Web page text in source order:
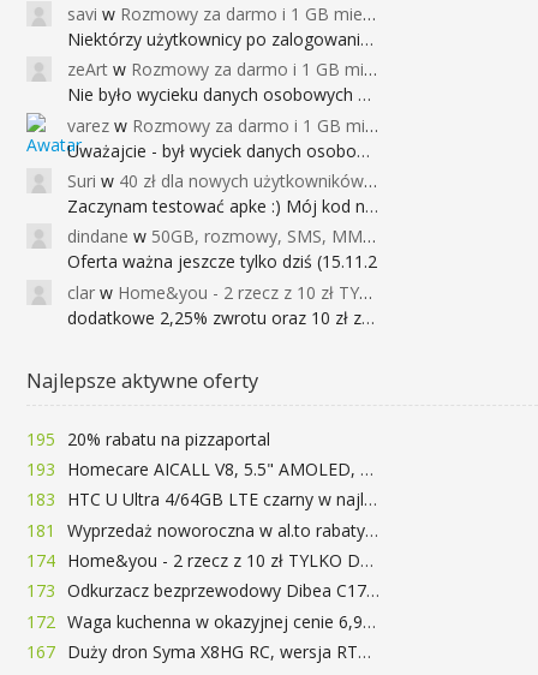
savi w Rozmowy za darmo i 1 GB miesięcznie
Niektórzy użytkownicy po zalogowaniu do
zeArt w Rozmowy za darmo i 1 GB miesięcznie
Nie było wycieku danych osobowych a nieo
varez w Rozmowy za darmo i 1 GB miesięcznie
Uważajcie - był wyciek danych osobowych
Suri w 40 zł dla nowych użytkowników Google Pay (dawniej Android Pay)
Zaczynam testować apke :) Mój kod na 40
dindane w 50GB, rozmowy, SMS, MMS bez limitu przez 6 miesięcy za darmo za przeniesienie numeru do Play NEXT
Oferta ważna jeszcze tylko dziś (15.11.2
clar w Home&you - 2 rzecz z 10 zł TYLKO DZISIAJ
dodatkowe 2,25% zwrotu oraz 10 zł za r
Najlepsze aktywne oferty
195
20% rabatu na pizzaportal
193
Homecare AICALL V8, 5.5" AMOLED, 4/128GB, Snapdragon 652, LTE, QC3.0, 3400mAh za 416zł
183
HTC U Ultra 4/64GB LTE czarny w najlepszej cenie na rynku 799 zł!!!
181
Wyprzedaż noworoczna w al.to rabaty do 72%
174
Home&you - 2 rzecz z 10 zł TYLKO DZISIAJ
173
Odkurzacz bezprzewodowy Dibea C17 za 77.99$ (~290zł)
172
Waga kuchenna w okazyjnej cenie 6,99$
167
Duży dron Syma X8HG RC, wersja RTF, kamera 8MP za 62$ (~233zł) - TomTop